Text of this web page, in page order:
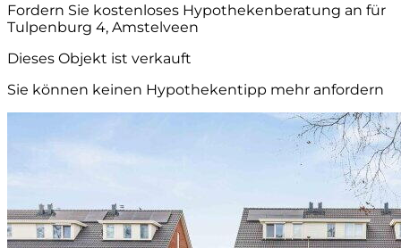
Fordern Sie kostenloses Hypothekenberatung an für
Tulpenburg 4, Amstelveen
Dieses Objekt ist verkauft
Sie können keinen Hypothekentipp mehr anfordern